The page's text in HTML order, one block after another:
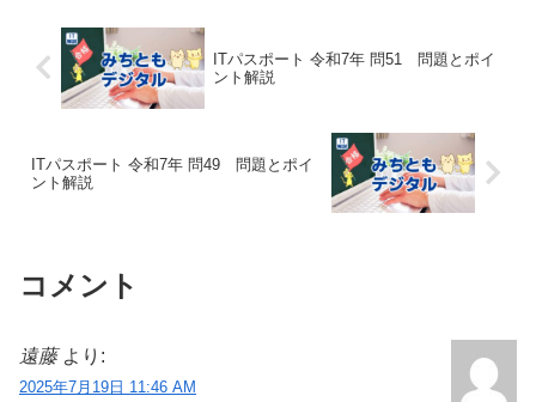
ITパスポート 令和7年 問51 問題とポイ
ント解説
ITパスポート 令和7年 問49 問題とポイ
ント解説
コメント
遠藤 より:
2025年7月19日 11:46 AM